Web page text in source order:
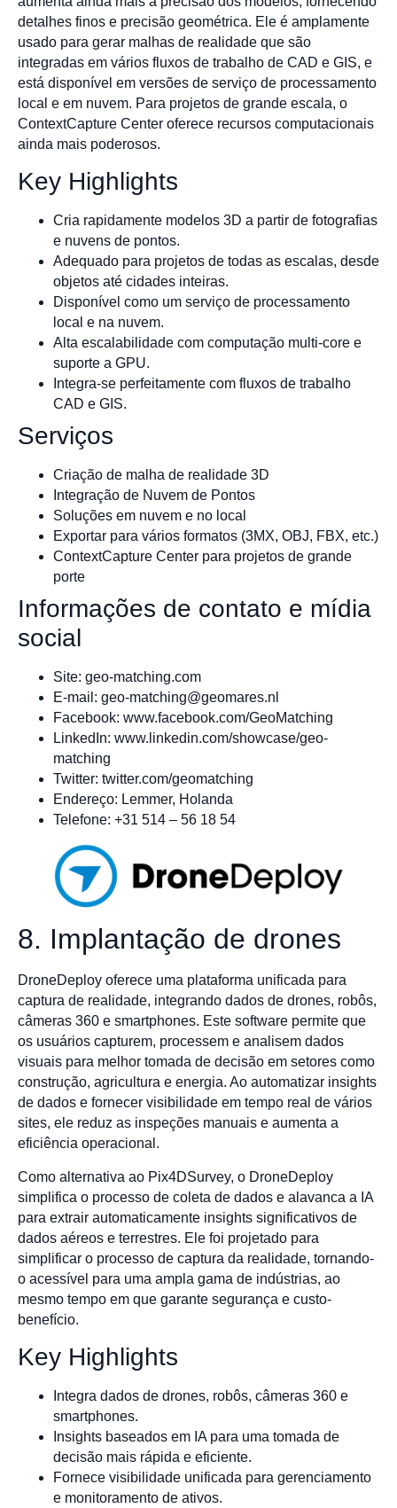
detalhes finos e precisão geométrica. Ele é amplamente
usado para gerar malhas de realidade que são
integradas em vários fluxos de trabalho de CAD e GIS, e
está disponível em versões de serviço de processamento
local e em nuvem. Para projetos de grande escala, o
ContextCapture Center oferece recursos computacionais
ainda mais poderosos.
Key Highlights
Cria rapidamente modelos 3D a partir de fotografias
e nuvens de pontos.
Adequado para projetos de todas as escalas, desde
objetos até cidades inteiras.
Disponível como um serviço de processamento
local e na nuvem.
Alta escalabilidade com computação multi-core e
suporte a GPU.
Integra-se perfeitamente com fluxos de trabalho
CAD e GIS.
Serviços
Criação de malha de realidade 3D
Integração de Nuvem de Pontos
Soluções em nuvem e no local
Exportar para vários formatos (3MX, OBJ, FBX, etc.)
ContextCapture Center para projetos de grande
porte
Informações de contato e mídia
social
Site: geo-matching.com
E-mail: geo-matching@geomares.nl
Facebook: www.facebook.com/GeoMatching
LinkedIn: www.linkedin.com/showcase/geo-
matching
Twitter: twitter.com/geomatching
Endereço: Lemmer, Holanda
Telefone: +31 514 – 56 18 54
8. Implantação de drones
DroneDeploy oferece uma plataforma unificada para
captura de realidade, integrando dados de drones, robôs,
câmeras 360 e smartphones. Este software permite que
os usuários capturem, processem e analisem dados
visuais para melhor tomada de decisão em setores como
construção, agricultura e energia. Ao automatizar insights
de dados e fornecer visibilidade em tempo real de vários
sites, ele reduz as inspeções manuais e aumenta a
eficiência operacional.
Como alternativa ao Pix4DSurvey, o DroneDeploy
simplifica o processo de coleta de dados e alavanca a IA
para extrair automaticamente insights significativos de
dados aéreos e terrestres. Ele foi projetado para
simplificar o processo de captura da realidade, tornando-
o acessível para uma ampla gama de indústrias, ao
mesmo tempo em que garante segurança e custo-
benefício.
Key Highlights
Integra dados de drones, robôs, câmeras 360 e
smartphones.
Insights baseados em IA para uma tomada de
decisão mais rápida e eficiente.
Fornece visibilidade unificada para gerenciamento
e monitoramento de ativos.